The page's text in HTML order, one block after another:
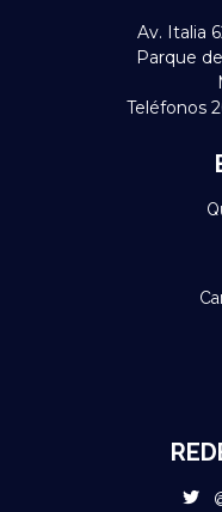
Av. Italia
Parque
Teléfonos